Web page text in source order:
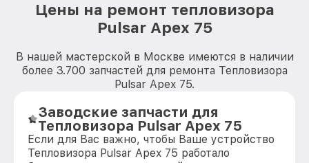
Цены на ремонт тепловизора
Pulsar Apex 75
В нашей мастерской в Москве имеются в наличии
более 3.700 запчастей для ремонта Тепловизора
Pulsar Apex 75.
Заводские запчасти для
Тепловизора Pulsar Apex 75
Если для Вас важно, чтобы Ваше устройство
Тепловизора Pulsar Apex 75 работало